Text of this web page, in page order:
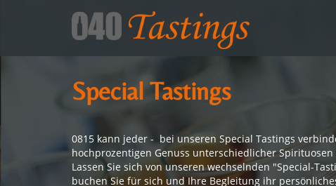
Special Tastings
0815 kann jeder - bei unseren Special Tastings
hochprozentigen Genuss unterschiedlicher Spirituosen
Lassen Sie sich von unseren wechselnden "Special-
buchen Sie für sich und Ihre Begleitung ihr